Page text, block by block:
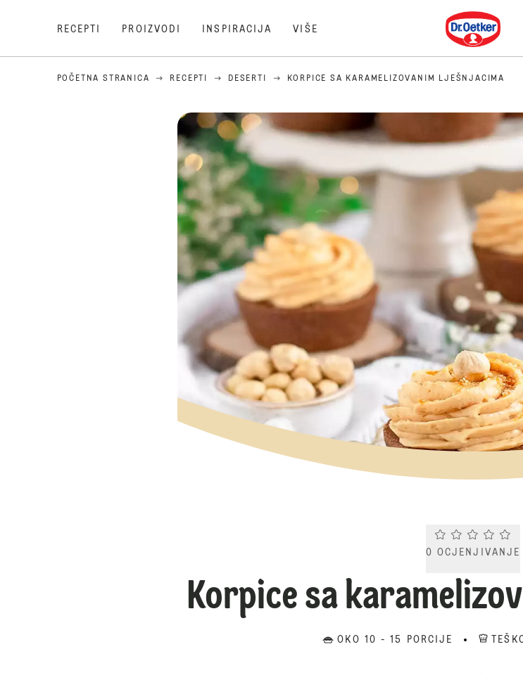
RECEPTI PROIZVODI INSPIRACIJA VIŠE
Dr. Oetker
POČETNA STRANICA RECEPTI DESERTI KORPICE SA KARAMELIZOVANIM LJEŠNJACIMA
Current
0 OCJENJIVANJE
Korpice sa
OKO 10 - 15 PORCIJE